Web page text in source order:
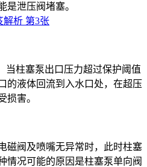
是泄压阀堵塞。
当柱塞泵出口压力超过保护阈值
的液体回流到入水口处，在超压
损害。
磁阀及喷嘴无异常时，此时柱塞
情况可能的原因是柱塞泵单向阀